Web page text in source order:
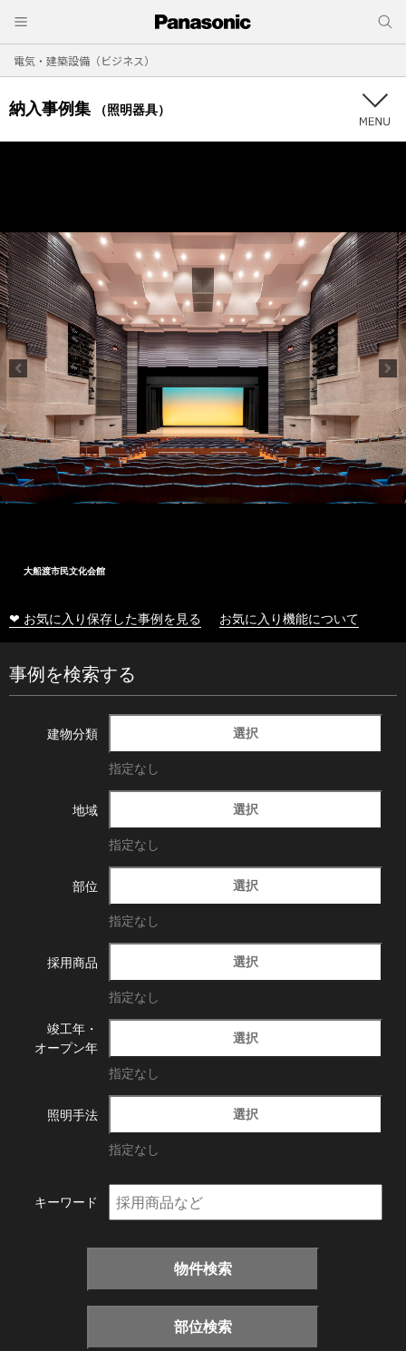
電気・建築設備（ビジネス）
納入事例集 （照明器具）
大船渡市民文化会館
❤ お気に入り保存した事例を見る お気に入り機能について
事例を検索する
建物分類 選択
指定なし
地域 選択
指定なし
部位 選択
指定なし
採用商品 選択
指定なし
竣工年・
オープン年
選択
指定なし
照明手法 選択
指定なし
キーワード
物件検索
部位検索